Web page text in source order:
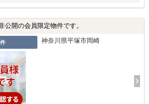
公開の会員限定物件です。
神奈川県平塚市岡崎